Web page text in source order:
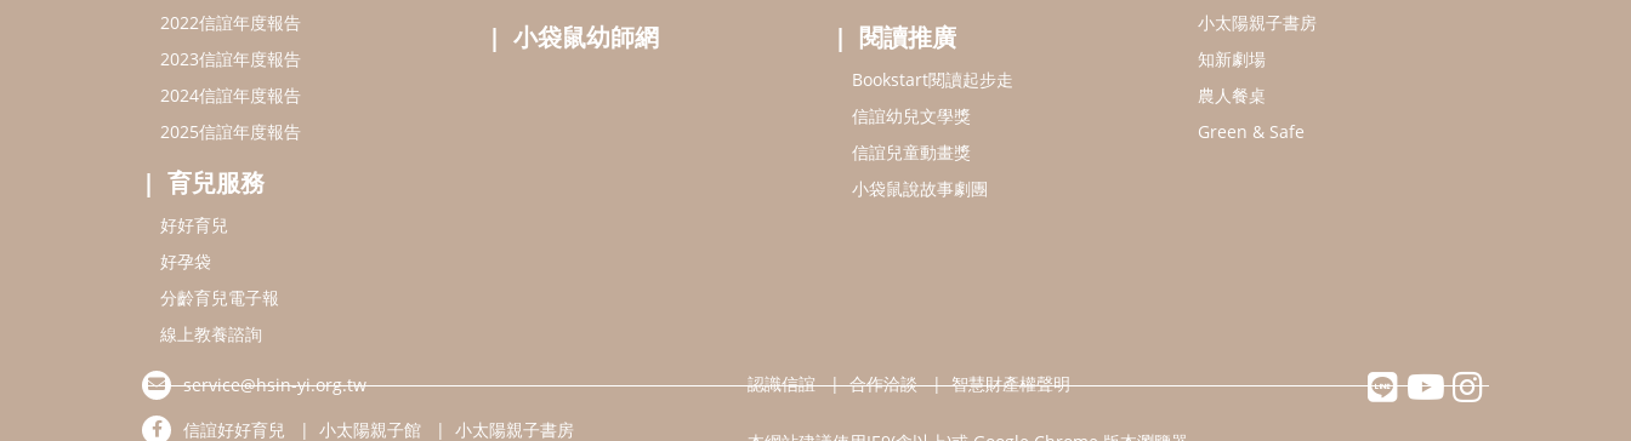
2022信誼年度報告
2023信誼年度報告
2024信誼年度報告
2025信誼年度報告
育兒服務
好好育兒
好孕袋
分齡育兒電子報
線上教養諮詢
小袋鼠幼師網 閱讀推廣
Bookstart閱讀起步走
信誼幼兒文學獎
信誼兒童動畫獎
小袋鼠說故事劇團
小太陽親子書房
知新劇場
農人餐桌
Green & Safe
service@hsin-yi.org.tw
信誼好好育兒
小太陽親子館 小太陽親子書房
認識信誼 合作洽談 智慧財產權聲明